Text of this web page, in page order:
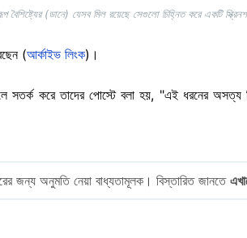
(ডানে) যেসব মিল রয়েছে সেগুলো চিহ্নিত করে একটি
(আর্কাইভ লিংক)।
বলে সতর্ক করে তাদের পোস্টে বলা হয়, "এই ধরনের
জন্য অনুমতি নেয়া বাধ্যতামূলক। বিস্তারিত জানতে